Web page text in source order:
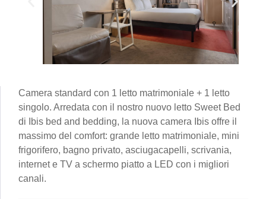
Camera standard con 1 letto matrimoniale + 1 letto
singolo. Arredata con il nostro nuovo letto Sweet Bed
di Ibis bed and bedding, la nuova camera Ibis offre il
massimo del comfort: grande letto matrimoniale, mini
frigorifero, bagno privato, asciugacapelli, scrivania,
internet e TV a schermo piatto a LED con i migliori
canali.